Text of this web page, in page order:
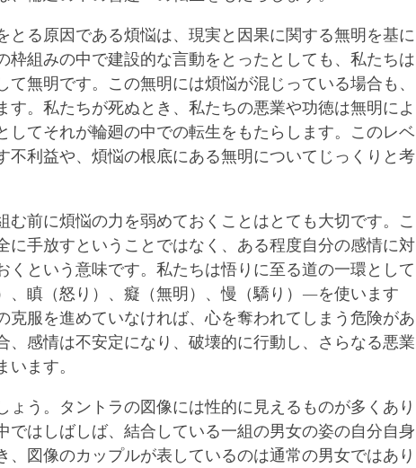
とる原因である煩悩は、現実と因果に関する無明を基に
枠組みの中で建設的な言動をとったとしても、私たちは
て無明です。この無明には煩悩が混じっている場合も、
す。私たちが死ぬとき、私たちの悪業や功徳は無明によ
してそれが輪廻の中での転生をもたらします。このレベ
不利益や、煩悩の根底にある無明についてじっくりと考
む前に煩悩の力を弱めておくことはとても大切です。こ
に手放すということではなく、ある程度自分の感情に対
くという意味です。私たちは悟りに至る道の一環として
、瞋（怒り）、癡（無明）、慢（驕り）―を使います
克服を進めていなければ、心を奪われてしまう危険があ
、感情は不安定になり、破壊的に行動し、さらなる悪業
ます。
ょう。タントラの図像には性的に見えるものが多くあり
ではしばしば、結合している一組の男女の姿の自分自身
、図像のカップルが表しているのは通常の男女ではあり